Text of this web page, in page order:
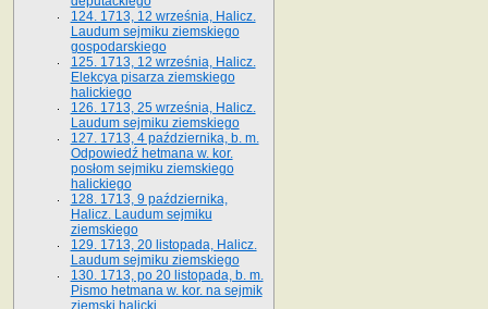
124. 1713, 12 września, Halicz.
Laudum sejmiku ziemskiego
gospodarskiego
125. 1713, 12 września, Halicz.
Elekcya pisarza ziemskiego
halickiego
126. 1713, 25 września, Halicz.
Laudum sejmiku ziemskiego
127. 1713, 4 października, b. m.
Odpowiedź hetmana w. kor.
posłom sejmiku ziemskiego
halickiego
128. 1713, 9 października,
Halicz. Laudum sejmiku
ziemskiego
129. 1713, 20 listopada, Halicz.
Laudum sejmiku ziemskiego
130. 1713, po 20 listopada, b. m.
Pismo hetmana w. kor. na sejmik
ziemski halicki